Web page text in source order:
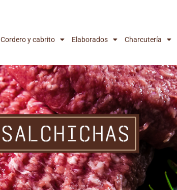
Cordero y cabrito Elaborados Charcutería